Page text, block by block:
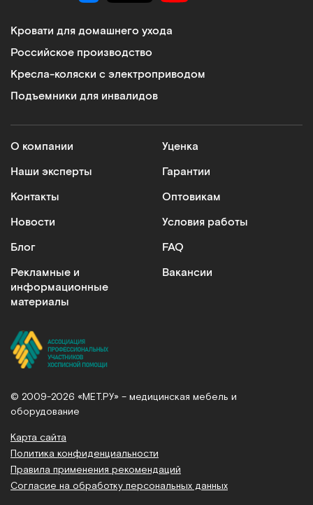
Кровати для домашнего ухода
Российское производство
Кресла-коляски с электроприводом
Подъемники для инвалидов
О компании
Наши эксперты
Контакты
Новости
Блог
Рекламные и
информационные
материалы
Уценка
Гарантии
Оптовикам
Условия работы
FAQ
Вакансии
© 2009-2026 «МЕТ.РУ» – медицинская мебель и
оборудование
Карта сайта
Политика конфиденциальности
Правила применения рекомендаций
Согласие на обработку персональных данных